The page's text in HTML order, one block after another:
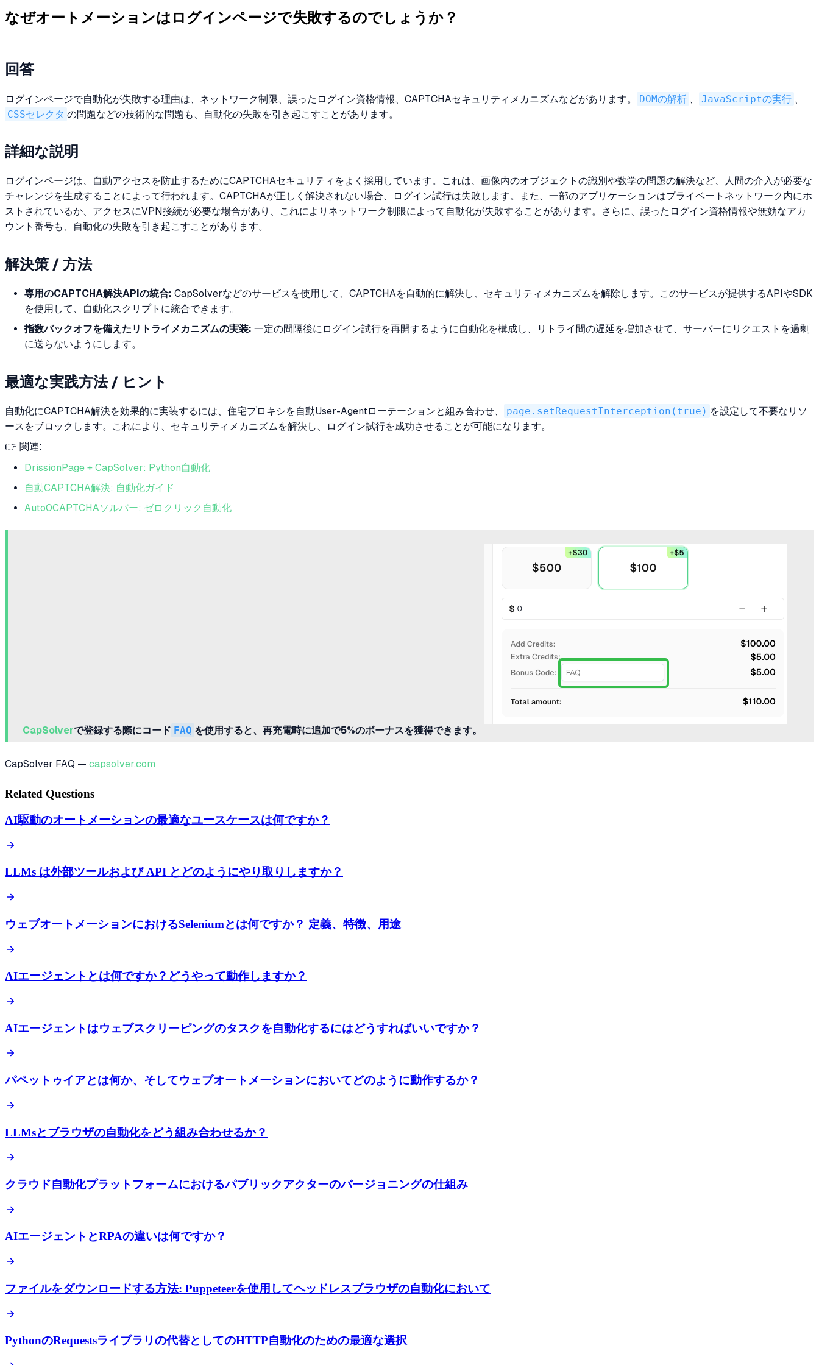
なぜオートメーションはログインページで失敗するのでしょうか？
回答
ログインページで自動化が失敗する理由は、ネットワーク制限、誤ったログイン資格情報、CAPTCHAセキュリティメカニズムなどがあります。 DOMの解析 JavaScriptの実行
CSSセレクタ の問題などの技術的な問題も、自動化の失敗を引き起こすことがあります。
詳細な説明
ログインページは、自動アクセスを防止するためにCAPTCHAセキュリティをよく採用しています。これは、画像内のオブジェクトの識別や数学の問題の解決など、人間の介入が必要な
チャレンジを生成することによって行われます。CAPTCHAが正しく解決されない場合、ログイン試行は失敗します。また、一部のアプリケーションはプライベートネットワーク内にホ
ストされているか、アクセスにVPN接続が必要な場合があり、これによりネットワーク制限によって自動化が失敗することがあります。さらに、誤ったログイン資格情報や無効なアカ
ウント番号も、自動化の失敗を引き起こすことがあります。
解決策 / 方法
専用のCAPTCHA解決APIの統合: CapSolverなどのサービスを使用して、CAPTCHAを自動的に解決し、セキュリティメカニズムを解除します。このサービスが提供するAPIやSDK
を使用して、自動化スクリプトに統合できます。
指数バックオフを備えたリトライメカニズムの実装: 一定の間隔後にログイン試行を再開するように自動化を構成し、リトライ間の遅延を増加させて、サーバーにリクエストを過剰
に送らないようにします。
最適な実践方法 / ヒント
自動化にCAPTCHA解決を効果的に実装するには、住宅プロキシを自動User-Agentローテーションと組み合わせ、 page.setRequestInterception(true) を設定して不要なリソ
ースをブロックします。これにより、セキュリティメカニズムを解決し、ログイン試行を成功させることが可能になります。
👉 関連:
DrissionPage + CapSolver: Python自動化
自動CAPTCHA解決: 自動化ガイド
Auto0CAPTCHAソルバー: ゼロクリック自動化
CapSolverで登録する際にコード FAQ を使用すると、再充電時に追加で5%のボーナスを獲得できます。
CapSolver FAQ — capsolver.com
Related Questions
AI駆動のオートメーションの最適なユースケースは何ですか？
LLMs は外部ツールおよび API とどのようにやり取りしますか？
ウェブオートメーションにおけるSeleniumとは何ですか？ 定義、特徴、用途
AIエージェントとは何ですか？どうやって動作しますか？
AIエージェントはウェブスクリーピングのタスクを自動化するにはどうすればいいですか？
パペットゥイアとは何か、そしてウェブオートメーションにおいてどのように動作するか？
LLMsとブラウザの自動化をどう組み合わせるか？
クラウド自動化プラットフォームにおけるパブリックアクターのバージョニングの仕組み
AIエージェントとRPAの違いは何ですか？
ファイルをダウンロードする方法: Puppeteerを使用してヘッドレスブラウザの自動化において
PythonのRequestsライブラリの代替としてのHTTP自動化のための最適な選択